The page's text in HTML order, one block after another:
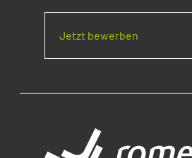
Jetzt bewerben